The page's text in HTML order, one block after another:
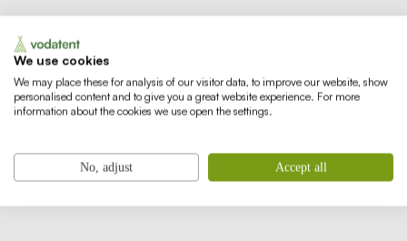
Yoran van den
Westen
Commercieel Directeur
Corine Schenk
Medewerker
Administratie & Facilitair
We use cookies
We may place these for analysis of our visitor data, to improve our website, show
personalised content and to give you a great website experience. For more
information about the cookies we use open the settings.
No, adjust Accept all